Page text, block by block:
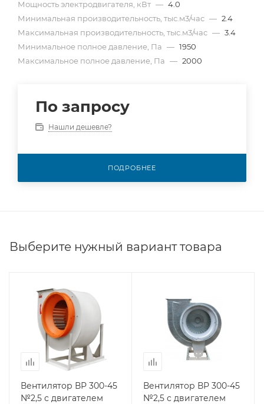
Мощность электродвигателя, кВт — 4.0
Минимальная производительность, тыс.м3/час — 2.4
Максимальная производительность, тыс.м3/час — 3.4
Минимальное полное давление, Па — 1950
Максимальное полное давление, Па — 2000
По запросу
Нашли дешевле?
ПОДРОБНЕЕ
Выберите нужный вариант товара
Вентилятор ВР 300-45
№2,5 с двигателем
Вентилятор ВР 300-45
№2,5 с двигателем